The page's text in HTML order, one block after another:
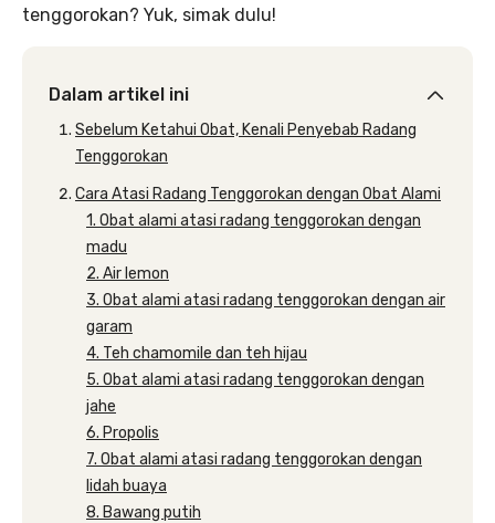
tenggorokan? Yuk, simak dulu!
Dalam artikel ini
Sebelum Ketahui Obat, Kenali Penyebab Radang
Tenggorokan
Cara Atasi Radang Tenggorokan dengan Obat Alami
1. Obat alami atasi radang tenggorokan dengan
madu
2. Air lemon
3. Obat alami atasi radang tenggorokan dengan air
garam
4. Teh chamomile dan teh hijau
5. Obat alami atasi radang tenggorokan dengan
jahe
6. Propolis
7. Obat alami atasi radang tenggorokan dengan
lidah buaya
8. Bawang putih